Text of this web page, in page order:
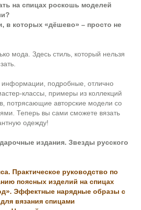
на спицах роскошь моделей
в которых «дёшево» – просто не
мода. Здесь стиль, который нельзя
информации, подробные, отлично
классы, примеры из коллекций
потрясающие авторские модели со
Теперь вы сами сможете вязать
одежду!
издания. Звезды русского
Практическое руководство по
поясных изделий на спицах
Эффектные нарядные образы с
вязания спицами